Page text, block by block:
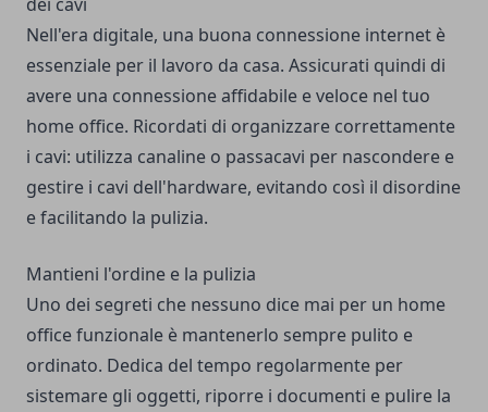
Nell'era digitale, una buona connessione internet è
essenziale per il lavoro da casa. Assicurati quindi di
avere una connessione affidabile e veloce nel tuo
home office. Ricordati di organizzare correttamente
i cavi: utilizza canaline o passacavi per nascondere e
gestire i cavi dell'hardware, evitando così il disordine
e facilitando la pulizia.
Mantieni l'ordine e la pulizia
Uno dei segreti che nessuno dice mai per un home
office funzionale è mantenerlo sempre pulito e
ordinato. Dedica del tempo regolarmente per
sistemare gli oggetti, riporre i documenti e pulire la